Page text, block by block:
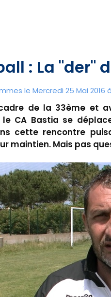
: La "der"
le Mercredi 25 Mai 2016 à
de la 33ème et
le CA Bastia se
cette rencontre
maintien. Mais pas